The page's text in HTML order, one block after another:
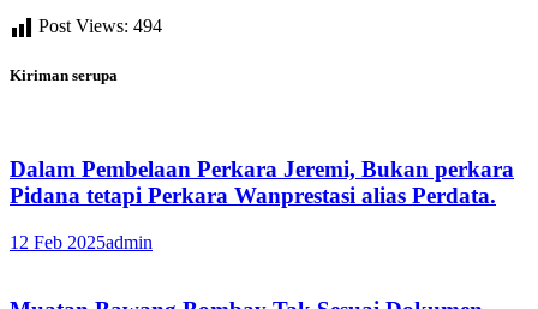
Post Views: 494
Kiriman serupa
Dalam Pembelaan Perkara Jeremi, Bukan perkara
Pidana tetapi Perkara Wanprestasi alias Perdata.
12 Feb 2025admin